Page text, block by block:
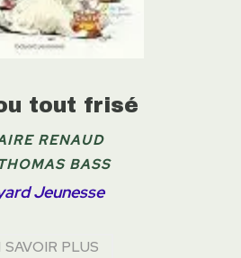
tout frisé
RENAUD
BASS
Jeunesse
SAVOIR PLUS